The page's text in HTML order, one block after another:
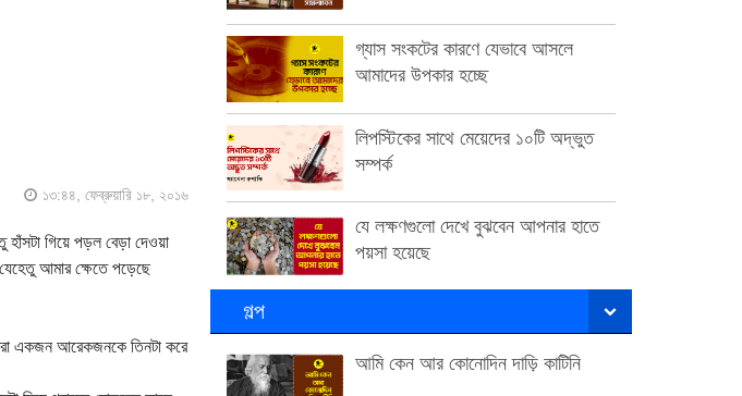
১৩:৪৪, ফেব্রুয়ারি ১৮, ২০১৬
গিয়ে পড়ল বেড়া দেওয়া
আমার ক্ষেতে পড়েছে
একজন আরেকজনকে তিনটা করে
গ্যাস সংকটের কারণে যেভাবে আসলে
আমাদের উপকার হচ্ছে
লিপস্টিকের সাথে মেয়েদের ১০টি অদ্ভুত
সম্পর্ক
যে লক্ষণগুলো দেখে বুঝবেন আপনার হাতে
পয়সা হয়েছে
গল্প
আমি কেন আর কোনোদিন দাড়ি কাটিনি